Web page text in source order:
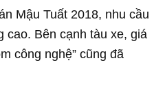
Mậu Tuất 2018, nhu cầu
cao. Bên cạnh tàu xe, giá
công nghệ” cũng đã